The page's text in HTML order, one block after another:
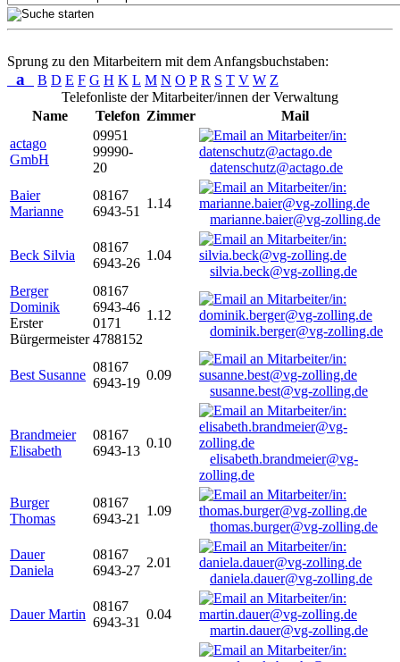
Sprung zu den Mitarbeitern mit dem Anfangsbuchstaben:
a B D E F G H K L M N O P R S T V W Z
Telefonliste der Mitarbeiter/innen der Verwaltung
Name
Telefon Zimmer
Mail
actago
GmbH
09951
99990-
20
datenschutz@actago.de
Baier
Marianne
08167
6943-51
1.14
marianne.baier@vg-zolling.de
Beck Silvia
08167
6943-26
1.04
silvia.beck@vg-zolling.de
Berger
Dominik
Erster
Bürgermeister
08167
6943-46
0171
4788152
1.12
dominik.berger@vg-zolling.de
Best Susanne
08167
6943-19
0.09
susanne.best@vg-zolling.de
Brandmeier
Elisabeth
08167
6943-13
0.10
elisabeth.brandmeier@vg-
zolling.de
Burger
Thomas
08167
6943-21
1.09
thomas.burger@vg-zolling.de
Dauer
Daniela
08167
6943-27
2.01
daniela.dauer@vg-zolling.de
Dauer Martin
08167
6943-31
0.04
martin.dauer@vg-zolling.de